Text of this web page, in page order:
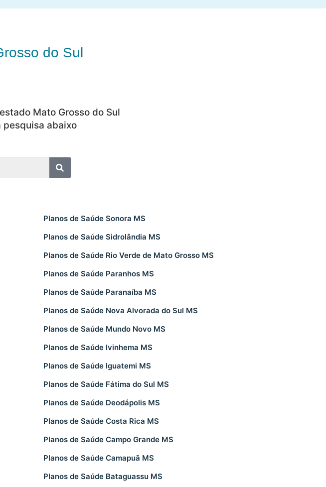
do Sul
Mato Grosso do Sul
pesquisa abaixo
Planos de Saúde Sonora MS
Planos de Saúde Sidrolândia MS
Planos de Saúde Rio Verde de Mato Grosso MS
Planos de Saúde Paranhos MS
Planos de Saúde Paranaíba MS
Planos de Saúde Nova Alvorada do Sul MS
Planos de Saúde Mundo Novo MS
Planos de Saúde Ivinhema MS
Planos de Saúde Iguatemi MS
Planos de Saúde Fátima do Sul MS
Planos de Saúde Deodápolis MS
Planos de Saúde Costa Rica MS
Planos de Saúde Campo Grande MS
Planos de Saúde Camapuã MS
Planos de Saúde Bataguassu MS